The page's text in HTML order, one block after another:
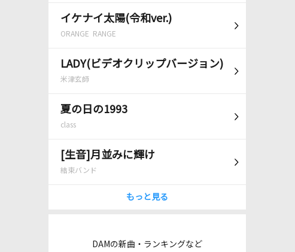
イケナイ太陽(令和ver.)
ORANGE RANGE
LADY(ビデオクリップバージョン)
米津玄師
夏の日の1993
class
[生音]月並みに輝け
結束バンド
もっと見る
DAMの新曲・ランキングなど